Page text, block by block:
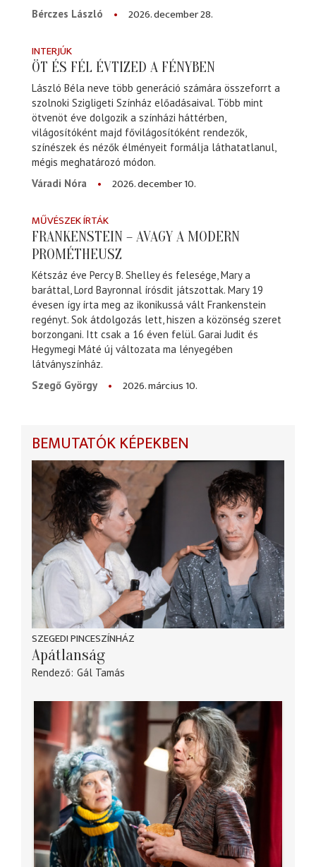
Bérczes László
2026. december 28.
INTERJÚK
ÖT ÉS FÉL ÉVTIZED A FÉNYBEN
László Béla neve több generáció számára összeforrt a
szolnoki Szigligeti Színház előadásaival. Több mint
ötvenöt éve dolgozik a színházi háttérben,
világosítóként majd fővilágosítóként rendezők,
színészek és nézők élményeit formálja láthatatlanul,
mégis meghatározó módon.
Váradi Nóra
2026. december 10.
MŰVÉSZEK ÍRTÁK
FRANKENSTEIN – AVAGY A MODERN
PROMÉTHEUSZ
Kétszáz éve Percy B. Shelley és felesége, Mary a
baráttal, Lord Bayronnal írósdit játszottak. Mary 19
évesen így írta meg az ikonikussá vált Frankenstein
regényt. Sok átdolgozás lett, hiszen a közönség szeret
borzongani. Itt csak a 16 éven felül. Garai Judit és
Hegymegi Máté új változata ma lényegében
látványszínház.
Szegő György
2026. március 10.
BEMUTATÓK KÉPEKBEN
SZEGEDI PINCESZÍNHÁZ
Apátlanság
Rendező Gál Tamás